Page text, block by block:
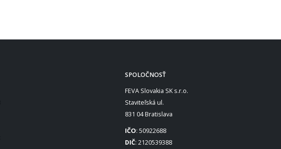
SPOLOČNOSŤ
FEVA Slovakia SK s.r.o.
Staviteľská ul.
831 04 Bratislava
IČO: 50922688
DIČ: 2120539388